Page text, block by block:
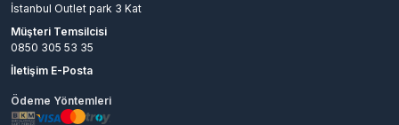
İstanbul Outlet park 3 Kat
Müşteri Temsilcisi
0850 305 53 35
İletişim E-Posta
Ödeme Yöntemleri